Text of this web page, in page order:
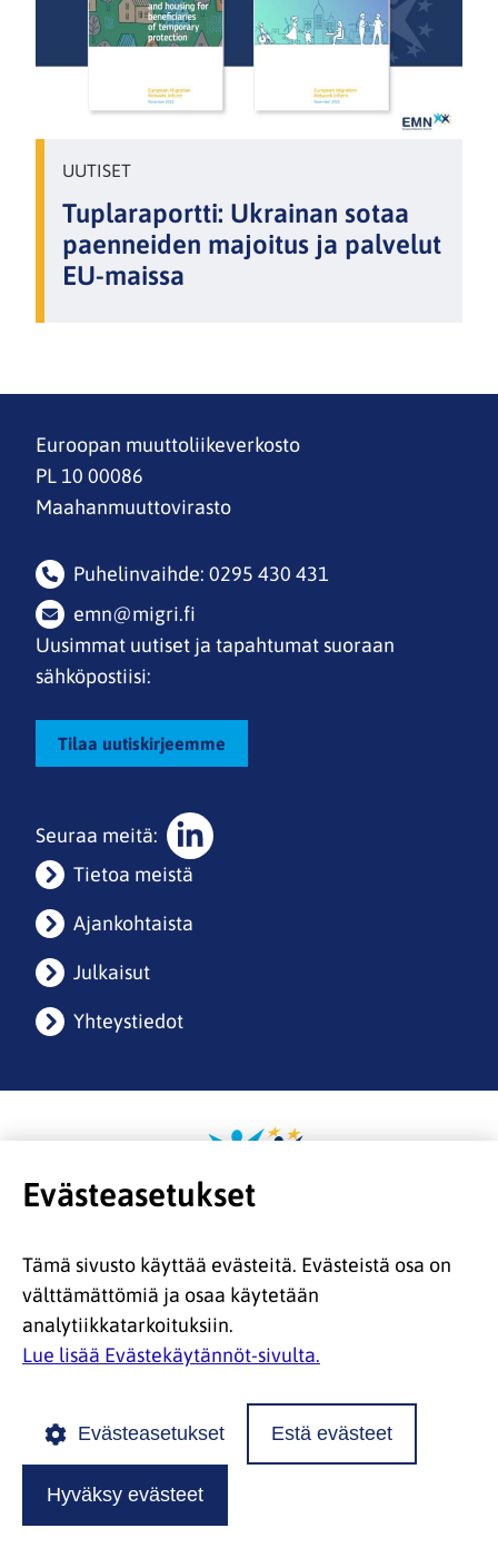
UUTISET
Tuplaraportti: Ukrainan sotaa
paenneiden majoitus ja palvelut
EU-maissa
Euroopan muuttoliikeverkosto
PL 10 00086
Maahanmuuttovirasto
Puhelinvaihde: 0295 430 431
emn@migri.fi
Uusimmat uutiset ja tapahtumat suoraan
sähköpostiisi:
Tilaa uutiskirjeemme
Seuraa meitä:
Sosiaalinen
media:
linkedin
Tietoa meistä
Ajankohtaista
Julkaisut
Yhteystiedot
Etusivulle
© 2026 Euroopan muuttoliikeverkosto |
Saavutettavuusseloste
Tietosuojaseloste|
Evästekäytännöt
Poutapilvi web design
Evästeasetukset
Tämä sivusto käyttää evästeitä. Evästeistä osa on
välttämättömiä ja osaa käytetään
analytiikkatarkoituksiin.
Lue lisää Evästekäytännöt-sivulta.
Evästeasetukset Estä evästeet
Hyväksy evästeet